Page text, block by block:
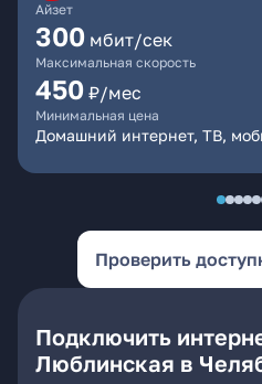
Айзет
300 мбит/сек
Максимальная скорость
450 ₽/мес
Минимальная цена
Домашний интернет, ТВ,
Проверить
Подключить
Люблинская в